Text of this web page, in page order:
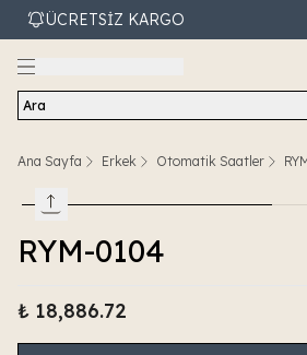
ÜCRETSİZ KARGO
Ara
Ana Sayfa Erkek Otomatik Saatler
RYM-0104
₺ 18,886.72